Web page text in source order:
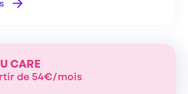
arrow_forward
CARE
de 54€/mois